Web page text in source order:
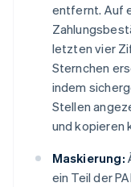
entfernt. Auf
letzten vier
Sternchen
indem
Stellen
und kopieren
Maskierung:
ein Teil der